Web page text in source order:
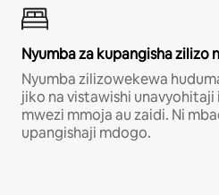
Nyumba za kupangisha zilizo
Nyumba zilizowekewa
jiko na vistawishi
mwezi mmoja au zaidi. Ni
upangishaji mdogo.